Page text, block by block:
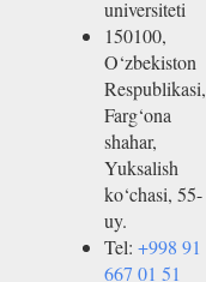
universiteti
150100,
O‘zbekiston
Respublikasi,
Farg‘ona
shahar,
Yuksalish
ko‘chasi, 55-
uy.
Tel: +998 91
667 01 51